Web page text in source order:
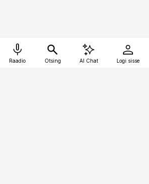
Raadio Otsing AI Chat Logi sisse